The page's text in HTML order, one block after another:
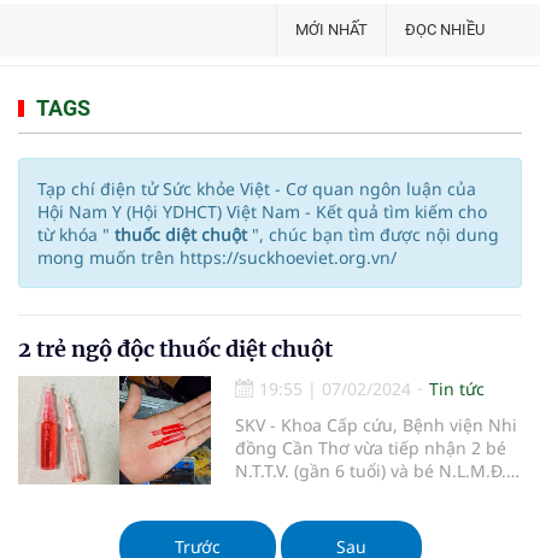
MỚI NHẤT ĐỌC NHIỀU
TAGS
Tạp chí điện tử Sức khỏe Việt - Cơ quan ngôn luận của
Hội Nam Y (Hội YDHCT) Việt Nam - Kết quả tìm kiếm cho
từ khóa " thuốc diệt chuột ", chúc bạn tìm được nội dung
mong muốn trên https://suckhoeviet.org.vn/
2 trẻ ngộ độc thuốc diệt chuột
19:55 | 07/02/2024
Tin tức
SKV - Khoa Cấp cứu, Bệnh viện Nhi
đồng Cần Thơ vừa tiếp nhận 2 bé
N.T.T.V. (gần 6 tuổi) và bé N.L.M.Đ.
Hồng Dân (Bạc Liêu) chuyển đến vì
ngộ độc thuốc diệt chuột giờ thứ 8.
Trước Sau